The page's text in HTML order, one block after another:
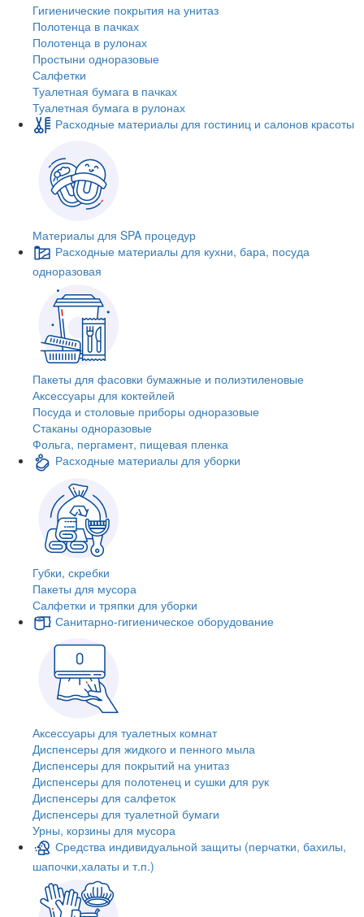
Гигиенические покрытия на унитаз
Полотенца в пачках
Полотенца в рулонах
Простыни одноразовые
Салфетки
Туалетная бумага в пачках
Туалетная бумага в рулонах
Расходные материалы для гостиниц и салонов красоты
Материалы для SPA процедур
Расходные материалы для кухни, бара, посуда
одноразовая
Пакеты для фасовки бумажные и полиэтиленовые
Аксессуары для коктейлей
Посуда и столовые приборы одноразовые
Стаканы одноразовые
Фольга, пергамент, пищевая пленка
Расходные материалы для уборки
Губки, скребки
Пакеты для мусора
Салфетки и тряпки для уборки
Санитарно-гигиеническое оборудование
Аксессуары для туалетных комнат
Диспенсеры для жидкого и пенного мыла
Диспенсеры для покрытий на унитаз
Диспенсеры для полотенец и сушки для рук
Диспенсеры для салфеток
Диспенсеры для туалетной бумаги
Урны, корзины для мусора
Средства индивидуальной защиты (перчатки, бахилы,
шапочки,халаты и т.п.)